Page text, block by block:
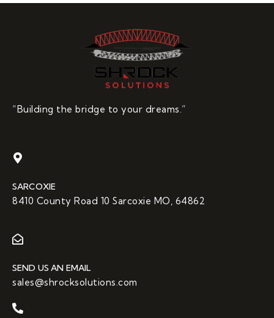
“Building the bridge to your dreams.”
SARCOXIE
8410 County Road 10 Sarcoxie MO, 64862
SEND US AN EMAIL
sales@shrocksolutions.com